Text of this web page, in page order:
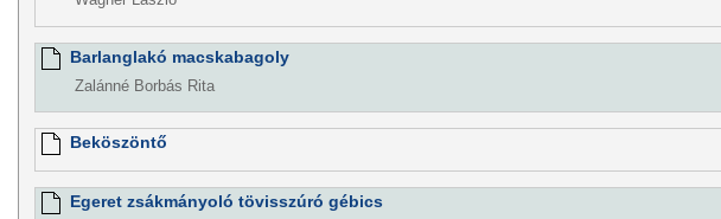
Barlanglakó macskabagoly
Zalánné Borbás Rita
Beköszöntő
Egeret zsákmányoló tövisszúró gébics